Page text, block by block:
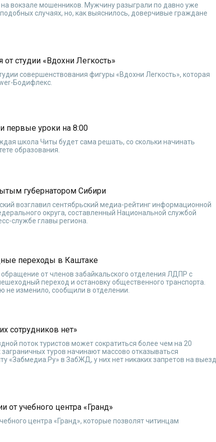
вокзале мошенников. Мужчину разыграли по давно уже
случаях, но, как выяснилось, доверчивые граждане
от студии «Вдохни Легкость»
совершенствования фигуры «Вдохни Легкость», которая
Бодифлекс.
первые уроки на 8:00
школа Читы будет сама решать, со скольки начинать
образования.
губернатором Сибири
возглавил сентябрьский медиа-рейтинг информационной
округа, составленный Национальной службой
службе главы региона.
переходы в Каштаке
от членов забайкальского отделения ЛДПР с
переход и остановку общественного транспорта.
не изменило, сообщили в отделении.
сотрудников нет»
поток туристов может сократиться более чем на 20
туров начинают массово отказываться
«Забмедиа.Ру» в ЗабЖД, у них нет никаких запретов на выезд
от учебного центра «Гранд»
центра «Гранд», которые позволят читинцам